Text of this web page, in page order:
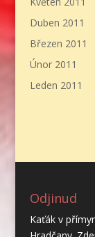
Duben 2011
Březen 2011
Únor 2011
Leden 2011
Odjinud
Kaťák v